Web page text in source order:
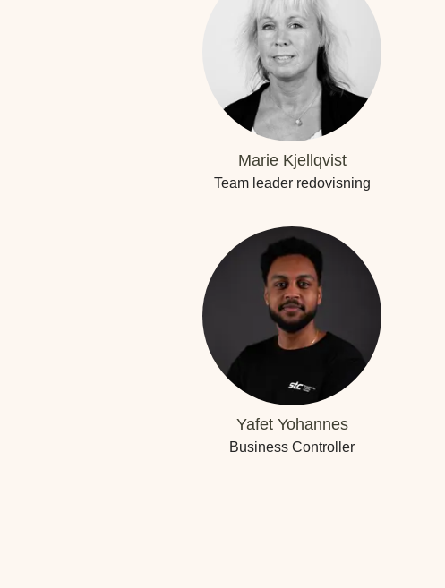
Marie Kjellqvist
Team leader redovisning
Yafet Yohannes
Business Controller